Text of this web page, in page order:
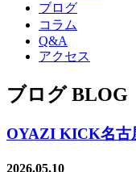
ブログ
コラム
Q&A
アクセス
ブログ BLOG
OYAZI KICK名
2026.05.10